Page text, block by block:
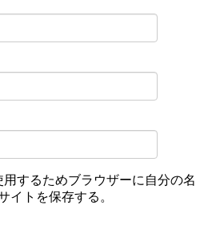
するためブラウザーに自分の名
イトを保存する。